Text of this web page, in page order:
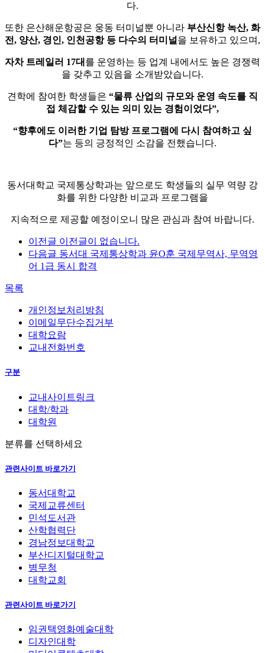
다.
또한 은산해운항공은 웅동 터미널뿐 아니라 부산신항 녹산, 화
전, 양산, 경인, 인천공항 등 다수의 터미널 을 보유하고 있으며,
자차 트레일러 17대 를 운영하는 등 업계 내에서도 높은 경쟁력
을 갖추고 있음을 소개받았습니다.
견학에 참여한 학생들은 “물류 산업의 규모와 운영 속도를 직
접 체감할 수 있는 의미 있는 경험이었다”,
“향후에도 이러한 기업 탐방 프로그램에 다시 참여하고 싶
다”는 등의 긍정적인 소감을 전했습니다.
동서대학교 국제통상학과는 앞으로도 학생들의 실무 역량 강
화를 위한 다양한 비교과 프로그램을
지속적으로 제공할 예정이오니 많은 관심과 참여 바랍니다.
이전글 이전글이 없습니다.
다음글 동서대 국제통상학과 윤O훈 국제무역사, 무역영
어 1급 동시 합격
목록
개인정보처리방침
이메일무단수집거부
대학요람
교내전화번호
구분
교내사이트링크
대학/학과
대학원
분류를 선택하세요
관련사이트 바로가기
동서대학교
국제교류센터
민석도서관
산학협력단
경남정보대학교
부산디지털대학교
병무청
대학교회
관련사이트 바로가기
임권택영화예술대학
디자인대학